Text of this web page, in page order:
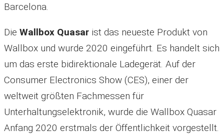
Barcelona.
Die Wallbox Quasar ist das neueste Produkt von
Wallbox und wurde 2020 eingeführt. Es handelt sich
um das erste bidirektionale Ladegerät. Auf der
Consumer Electronics Show (CES), einer der
weltweit größten Fachmessen für
Unterhaltungselektronik, wurde die Wallbox Quasar
Anfang 2020 erstmals der Öffentlichkeit vorgestellt.